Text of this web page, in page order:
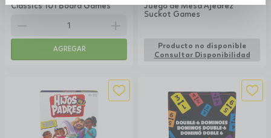
Classics 101 Board Games
remove add
AGREGAR
Juego de Mesa Ajedrez
Suckot Games
Producto no disponible
Consultar Disponibilidad